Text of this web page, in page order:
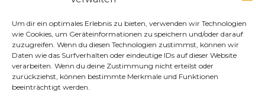
Um dir ein optimales Erlebnis zu bieten, verwenden wir Technologien
wie Cookies, um Geräteinformationen zu speichern und/oder darauf
zuzugreifen. Wenn du diesen Technologien zustimmst, können wir
Daten wie das Surfverhalten oder eindeutige IDs auf dieser Website
verarbeiten. Wenn du deine Zustimmung nicht erteilst oder
zurückziehst, können bestimmte Merkmale und Funktionen
beeinträchtigt werden.